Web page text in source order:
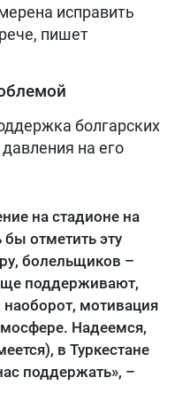
исправить
пишет
болгарских
на его
на стадионе на
бы отметить эту
болельщиков –
поддерживают,
наоборот, мотивация
Надеемся,
в Туркестане
поддержать», –